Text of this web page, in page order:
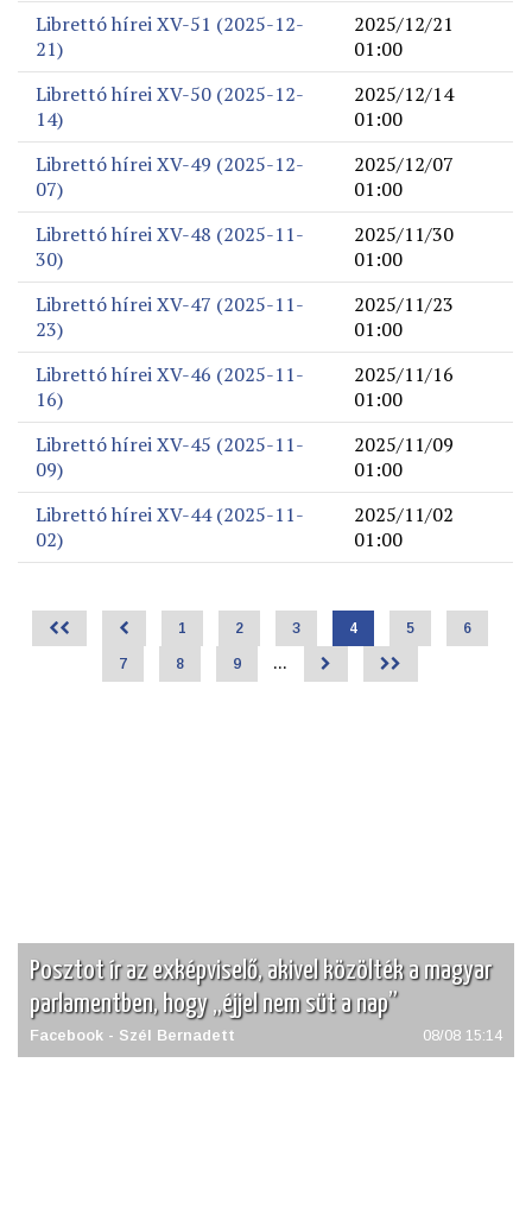
Librettó hírei XV-51 (2025-12-
21)
2025/12/21
01:00
Librettó hírei XV-50 (2025-12-
14)
2025/12/14
01:00
Librettó hírei XV-49 (2025-12-
07)
2025/12/07
01:00
Librettó hírei XV-48 (2025-11-
30)
2025/11/30
01:00
Librettó hírei XV-47 (2025-11-
23)
2025/11/23
01:00
Librettó hírei XV-46 (2025-11-
16)
2025/11/16
01:00
Librettó hírei XV-45 (2025-11-
09)
2025/11/09
01:00
Librettó hírei XV-44 (2025-11-
02)
2025/11/02
01:00
Oldalszámozás
<< < Page
1 Page
2 Page
3
Jelenlegi
oldal
4 Page
5 Page
6
Page
7 Page
8 Page
9 … > >>
Posztot ír az exképviselő, akivel közölték a magyar
parlamentben, hogy „éjjel nem süt a nap”
Facebook - Szél Bernadett 08/08 15:14